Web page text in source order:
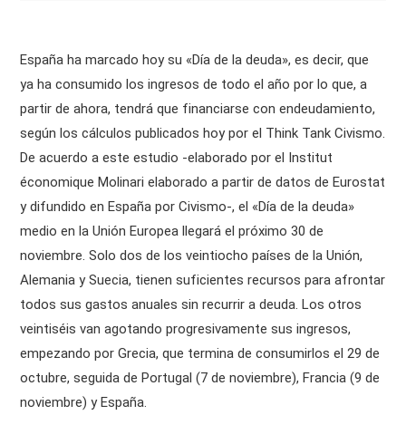
España ha marcado hoy su «Día de la deuda», es decir, que
ya ha consumido los ingresos de todo el año por lo que, a
partir de ahora, tendrá que financiarse con endeudamiento,
según los cálculos publicados hoy por el Think Tank Civismo.
De acuerdo a este estudio -elaborado por el Institut
économique Molinari elaborado a partir de datos de Eurostat
y difundido en España por Civismo-, el «Día de la deuda»
medio en la Unión Europea llegará el próximo 30 de
noviembre. Solo dos de los veintiocho países de la Unión,
Alemania y Suecia, tienen suficientes recursos para afrontar
todos sus gastos anuales sin recurrir a deuda. Los otros
veintiséis van agotando progresivamente sus ingresos,
empezando por Grecia, que termina de consumirlos el 29 de
octubre, seguida de Portugal (7 de noviembre), Francia (9 de
noviembre) y España.